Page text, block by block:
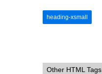
heading-xsmall
Other HTML Tags